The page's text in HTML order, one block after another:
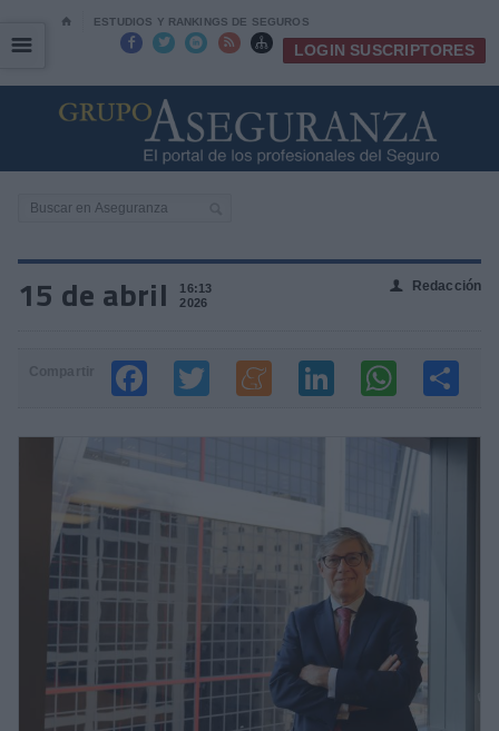
⌂ ESTUDIOS Y RANKINGS DE SEGUROS
     LOGIN SUSCRIPTORES
☰
☰
15 de abril
16:13
2026
👤 Redacción